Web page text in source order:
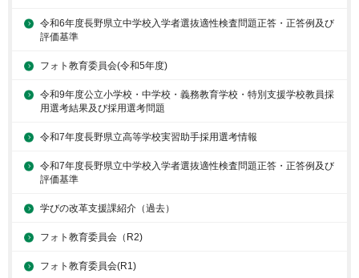
令和6年度長野県立中学校入学者選抜適性検査問題正答・正答例及び
評価基準
フォト教育委員会(令和5年度)
令和9年度公立小学校・中学校・義務教育学校・特別支援学校教員採
用選考結果及び採用選考問題
令和7年度長野県立高等学校実習助手採用選考情報
令和7年度長野県立中学校入学者選抜適性検査問題正答・正答例及び
評価基準
学びの改革支援課紹介（過去）
フォト教育委員会（R2)
フォト教育委員会(R1)